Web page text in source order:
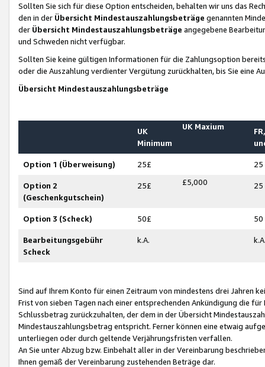
Sollten Sie sich für diese Option entscheiden, behalten wir uns das
den in der Übersicht Mindestauszahlungsbeträge genannten
der Übersicht Mindestauszahlungsbeträge angegebene
und Schweden nicht verfügbar.
Sollten Sie keine gültigen Informationen für die Zahlungsoption
oder die Auszahlung verdienter Vergütung zurückhalten, bis Sie
Übersicht Mindestauszahlungsbeträge
UK
Minimum
UK Maxium
Option 1 (Überweisung) 25£ 25
Option 2
(Geschenkgutschein)
25£ £5,000 25
Option 3 (Scheck) 50£ 50
Bearbeitungsgebühr
Scheck
k.A.
Sind auf Ihrem Konto für einen Zeitraum von mindestens drei Jahren
Frist von sieben Tagen nach einer entsprechenden Ankündigung die
Schlussbetrag zurückzuhalten, der dem in der Übersicht
Mindestauszahlungsbetrag entspricht. Ferner können eine etwaig
unterliegen oder durch geltende Verjährungsfristen verfallen.
An Sie unter Abzug bzw. Einbehalt aller in der Vereinbarung
Ihnen gemäß der Vereinbarung zustehenden Beträge dar.